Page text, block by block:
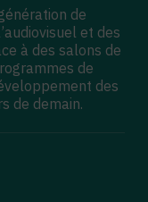
de
et des
à des salons de
de
des
de demain.